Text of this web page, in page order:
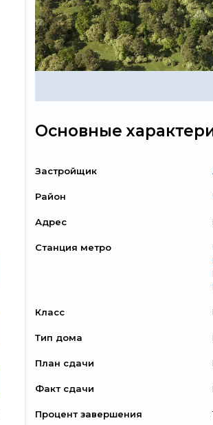
Основные
Застройщик
Район
Адрес
Станция метро
Класс
Тип дома
План сдачи
Факт сдачи
Процент завершения